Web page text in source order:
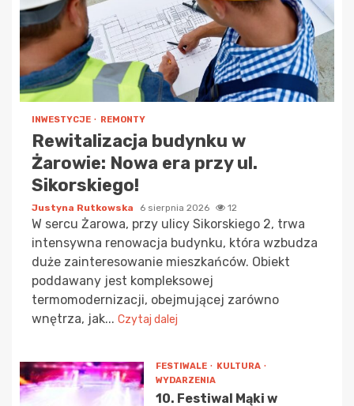
INWESTYCJE REMONTY
Rewitalizacja budynku w
Żarowie: Nowa era przy ul.
Sikorskiego!
Justyna Rutkowska 6 sierpnia 2026 12
W sercu Żarowa, przy ulicy Sikorskiego 2, trwa
intensywna renowacja budynku, która wzbudza
duże zainteresowanie mieszkańców. Obiekt
poddawany jest kompleksowej
termomodernizacji, obejmującej zarówno
wnętrza, jak... Czytaj dalej
FESTIWALE
KULTURA
WYDARZENIA
10. Festiwal Mąki w